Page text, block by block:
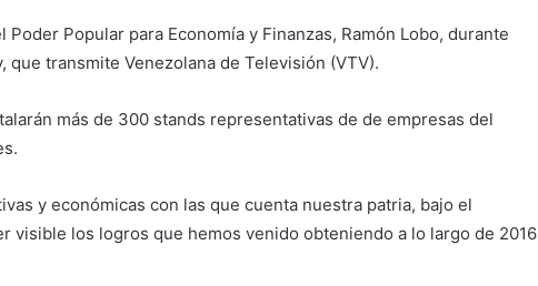
Popular para Economía y Finanzas, Ramón Lobo, durante
que transmite Venezolana de Televisión (VTV).
más de 300 stands representativas de de empresas del
y económicas con las que cuenta nuestra patria, bajo el
visible los logros que hemos venido obteniendo a lo largo de 2016